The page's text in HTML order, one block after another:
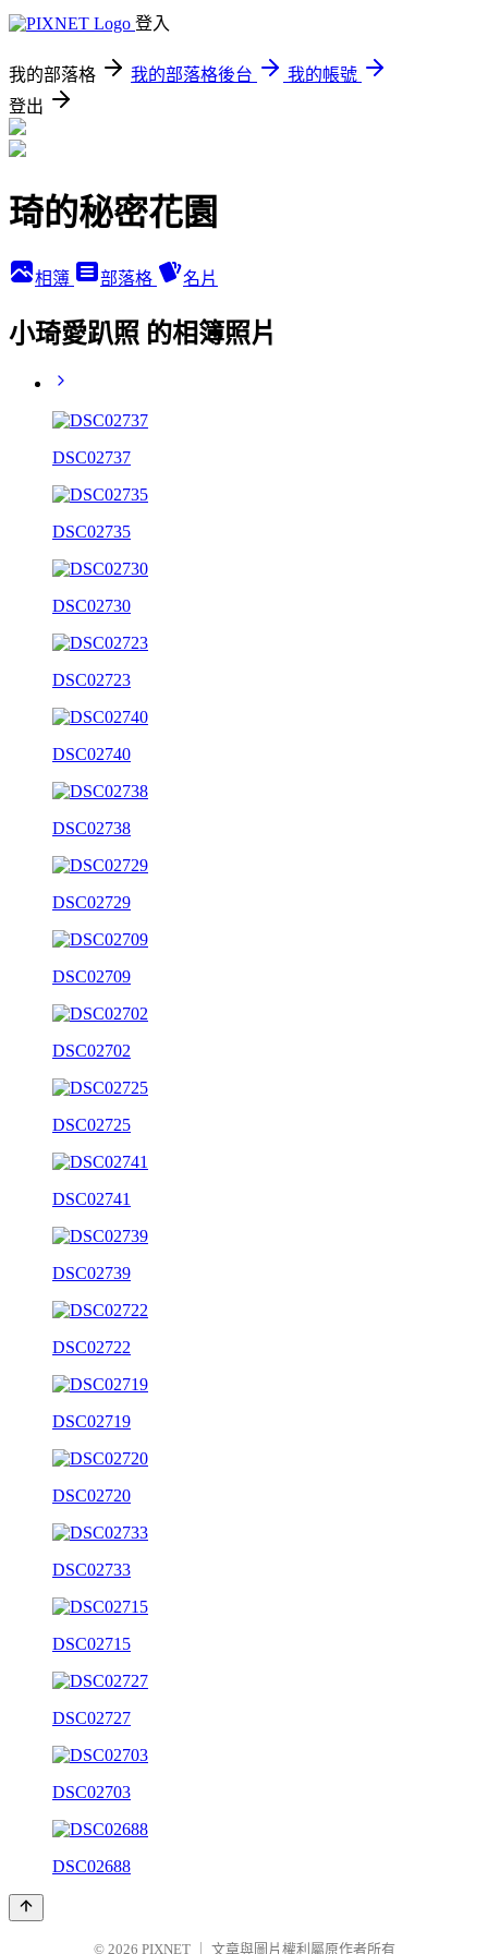
登入
我的部落格 我的部落格後台
我的帳號
登出
琦的秘密花園
相簿 部落格 名片
小琦愛趴照 的相簿照片
DSC02737
DSC02735
DSC02730
DSC02723
DSC02740
DSC02738
DSC02729
DSC02709
DSC02702
DSC02725
DSC02741
DSC02739
DSC02722
DSC02719
DSC02720
DSC02733
DSC02715
DSC02727
DSC02703
DSC02688
© 2026 PIXNET 文章與圖片權利屬原作者所有